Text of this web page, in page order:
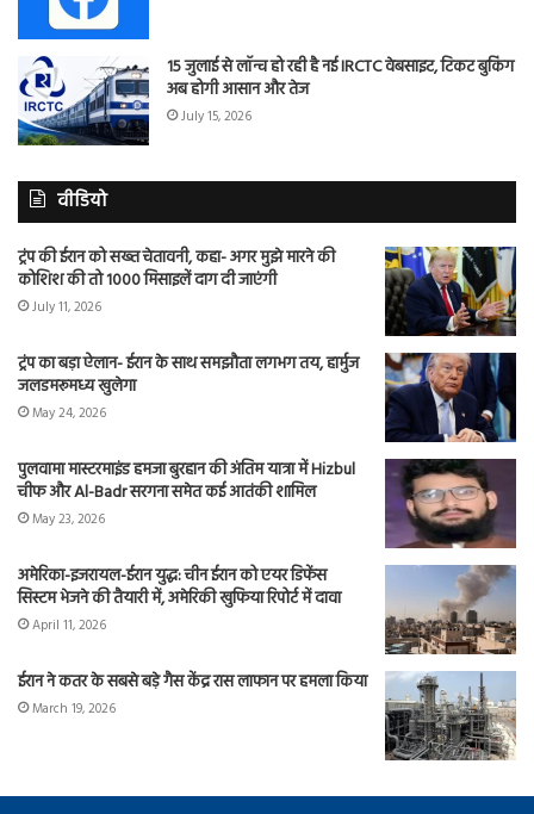
15 जुलाई से लॉन्च हो रही है नई IRCTC वेबसाइट, टिकट बुकिंग
अब होगी आसान और तेज
July 15, 2026
वीडियो
ट्रंप की ईरान को सख्त चेतावनी, कहा- अगर मुझे मारने की
कोशिश की तो 1000 मिसाइलें दाग दी जाएंगी
July 11, 2026
ट्रंप का बड़ा ऐलान- ईरान के साथ समझौता लगभग तय, हार्मुज
जलडमरूमध्य खुलेगा
May 24, 2026
पुलवामा मास्टरमाइंड हमजा बुरहान की अंतिम यात्रा में Hizbul
चीफ और Al-Badr सरगना समेत कई आतंकी शामिल
May 23, 2026
अमेरिका-इजरायल-ईरान युद्ध: चीन ईरान को एयर डिफेंस
सिस्टम भेजने की तैयारी में, अमेरिकी खुफिया रिपोर्ट में दावा
April 11, 2026
ईरान ने कतर के सबसे बड़े गैस केंद्र रास लाफान पर हमला किया
March 19, 2026